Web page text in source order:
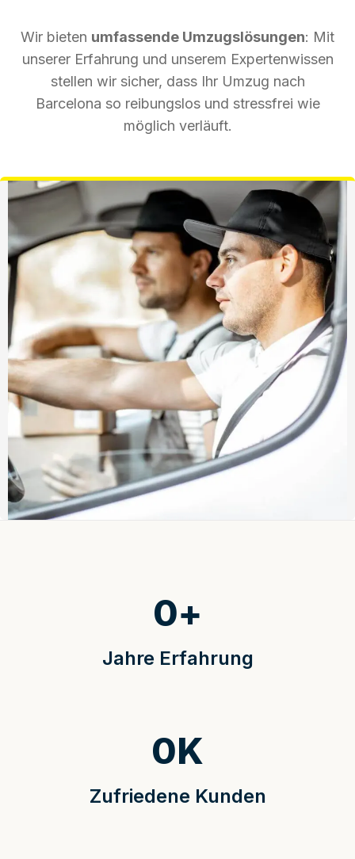
Wir bieten umfassende Umzugslösungen: Mit
unserer Erfahrung und unserem Expertenwissen
stellen wir sicher, dass Ihr Umzug nach
Barcelona so reibungslos und stressfrei wie
möglich verläuft.
Jahre Erfahrung
0+
Zufriedene Kunden
0K